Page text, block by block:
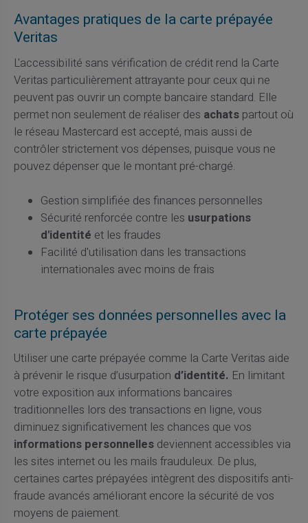
Avantages pratiques de la carte prépayée
Veritas
L'accessibilité sans vérification de crédit rend la Carte
Veritas particulièrement attrayante pour ceux qui ne
peuvent pas ouvrir un compte bancaire standard. Elle
permet non seulement de réaliser des achatspartout où
le réseau Mastercard est accepté, mais aussi de
contrôler strictement vos dépenses, puisque vous ne
pouvez dépenser que le montant pré-chargé.
Gestion simplifiée des finances personnelles
Sécurité renforcée contre les usurpations
d'identité et les fraudes
Facilité d'utilisation dans les transactions
internationales avec moins de frais
Protéger ses données personnelles avec la
carte prépayée
Utiliser une carte prépayée comme la Carte Veritas aide
à prévenir le risque d’usurpation d’identité. En limitant
votre exposition aux informations bancaires
traditionnelles lors des transactions en ligne, vous
diminuez significativement les chances que vos
informations personnellesdeviennent accessibles via
les sites internet ou les mails frauduleux. De plus,
certaines cartes prépayées intègrent des dispositifs anti-
fraude avancés améliorant encore la sécurité de vos
moyens de paiement.